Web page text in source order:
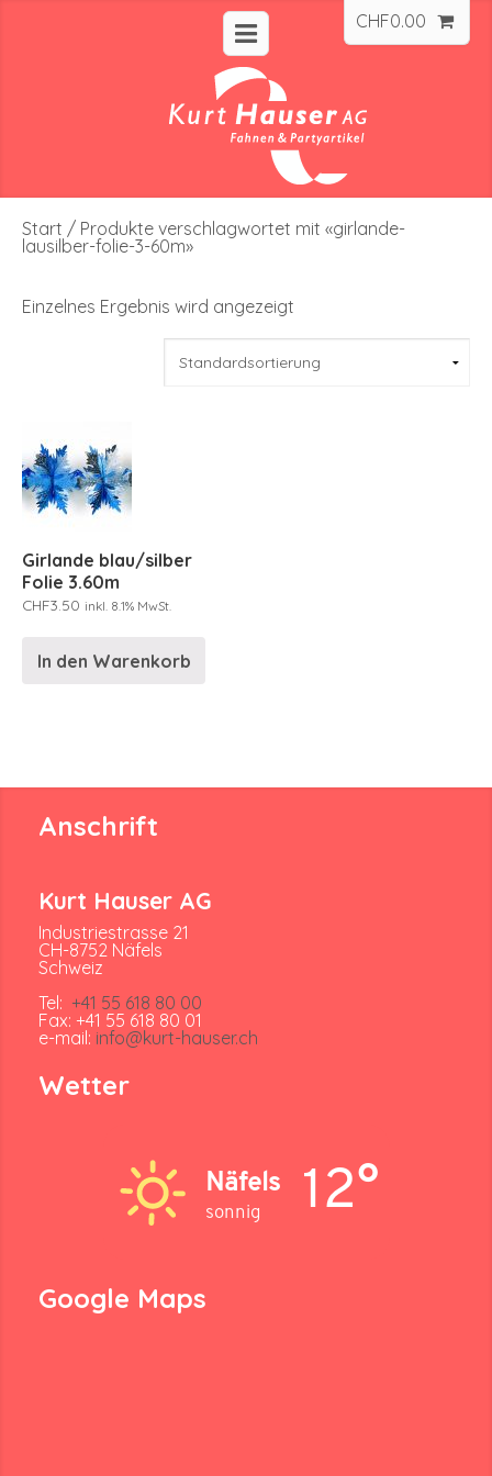
CHF0.00
Start / Produkte verschlagwortet mit «girlande-
lausilber-folie-3-60m»
Einzelnes Ergebnis wird angezeigt
Girlande blau/silber
Folie 3.60m
CHF3.50 inkl. 8.1% MwSt.
In den Warenkorb
Anschrift
Kurt Hauser AG
Industriestrasse 21
CH-8752 Näfels
Schweiz
Tel: +41 55 618 80 00
Fax: +41 55 618 80 01
e-mail: info@kurt-hauser.ch
Wetter
Näfels
sonnig 12°
Google Maps